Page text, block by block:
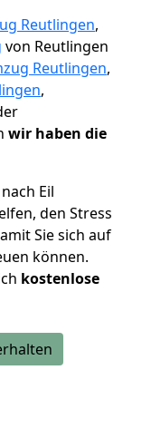
Reutlingen,
von Reutlingen
Reutlingen,
,
wir haben die
Eil
den Stress
Sie sich auf
können.
kostenlose